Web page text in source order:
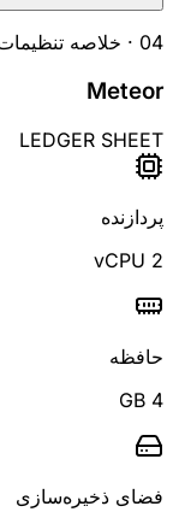
04 · خلاصه
Meteor
LEDGER SHEET
پردازنده
2 vCPU
حافظه
4 GB
فضای ذخیره‌سازی